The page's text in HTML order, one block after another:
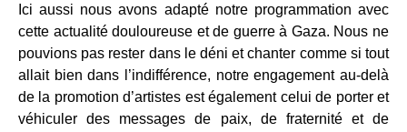
Ici aussi nous avons adapté notre programmation avec
cette actualité douloureuse et de guerre à Gaza. Nous ne
pouvions pas rester dans le déni et chanter comme si tout
allait bien dans l’indifférence, notre engagement au-delà
de la promotion d’artistes est également celui de porter et
véhiculer des messages de paix, de fraternité et de